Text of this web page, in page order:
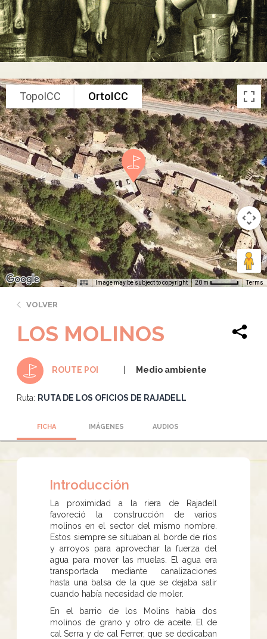
TopoICC OrtoICC
Image may be subject to copyright 20 m Terms
VOLVER
LOS MOLINOS
ROUTE POI Medio ambiente
Ruta: RUTA DE LOS OFICIOS DE RAJADELL
FICHA IMÁGENES AUDIOS
Introducción
La proximidad a la riera de Rajadell
favoreció la construcción de varios
molinos en el sector del mismo nombre.
Estos siempre se situaban al borde de ríos
y arroyos para aprovechar la fuerza del
agua para mover las muelas. El agua era
transportada mediante canalizaciones
hasta una balsa de la que se dejaba salir
cuando había necesidad de moler.
En el barrio de los Molins había dos
molinos de grano y otro de aceite. El de
cal Serra y de cal Ferrer, que se dedicaban